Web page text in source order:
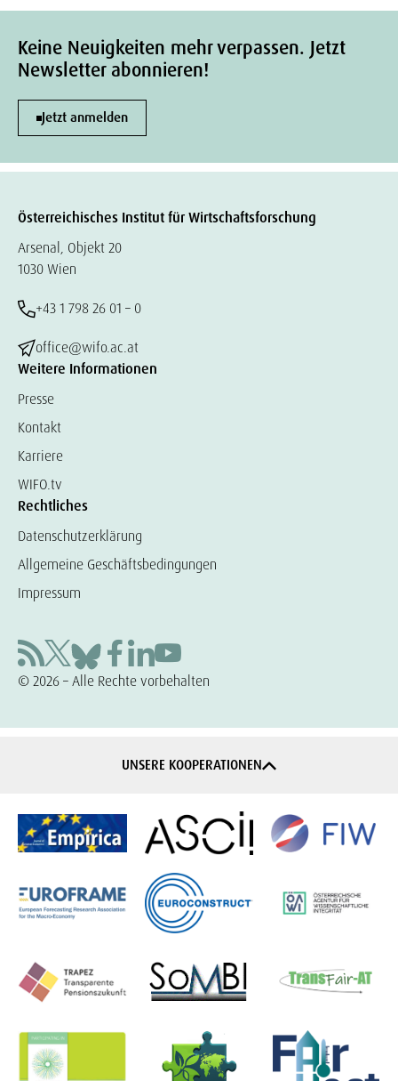
Keine Neuigkeiten mehr verpassen. Jetzt
Newsletter abonnieren!
Jetzt anmelden
Österreichisches Institut für Wirtschaftsforschung
Arsenal, Objekt 20
1030 Wien
+43 1 798 26 01 – 0
office@wifo.ac.at
Weitere Informationen
Presse
Kontakt
Karriere
WIFO.tv
Rechtliches
Datenschutzerklärung
Allgemeine Geschäftsbedingungen
Impressum
© 2026 – Alle Rechte vorbehalten
UNSERE KOOPERATIONEN